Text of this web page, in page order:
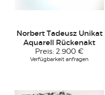
Norbert Tadeusz Unikat
Aquarell Rückenakt
Preis: 2.900 €
Verfügbarkeit anfragen